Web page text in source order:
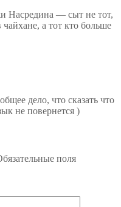
Насредина — сыт не тот,
а тот кто больше
дело, что сказать что
не повернется )
поля